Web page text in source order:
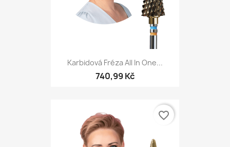
Karbidová Fréza All In One...
740,99 Kč
favorite_border